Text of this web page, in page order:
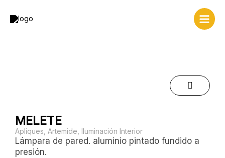
MELETE
Apliques Artemide Iluminación Interior
Lámpara de pared. aluminio pintado fundido a
presión.